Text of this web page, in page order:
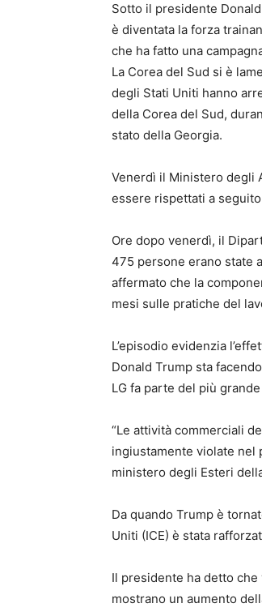
Sotto il presidente
è diventata la forza
che ha fatto una
La Corea del Sud si è
degli Stati Uniti hanno
della Corea del Sud,
stato della Georgia.
Venerdì il Ministero degli
essere rispettati a
Ore dopo venerdì, il
475 persone erano state
affermato che la
mesi sulle pratiche del
L’episodio evidenzia
Donald Trump sta
LG fa parte del più
“Le attività commerciali
ingiustamente violate nel
ministero degli Esteri
Da quando Trump è
Uniti (ICE) è stata
Il presidente ha detto
mostrano un aumento